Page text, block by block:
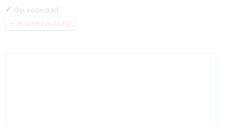
✓ Op voorraad
IN WINKELWAGEN